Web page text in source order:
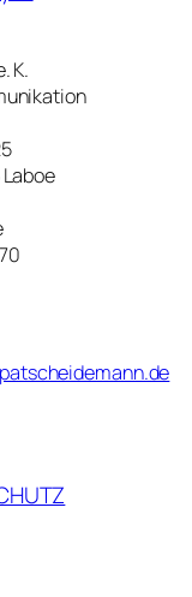
K.